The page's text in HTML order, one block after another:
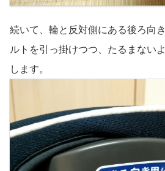
続いて、輪と反対側にある後ろ向
ルトを引っ掛けつつ、たるまない
します。